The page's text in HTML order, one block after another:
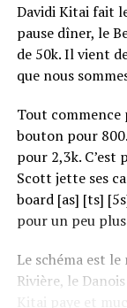
Davidi Kitai fait
pause dîner, le
de 50k. Il vient
que nous
Tout commence
bouton pour
pour 2,3k. C’est
Scott jette ses
board [as] [ts]
pour un peu
Le schéma est
Rivière, le